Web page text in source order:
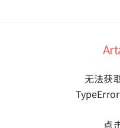
无法获
点